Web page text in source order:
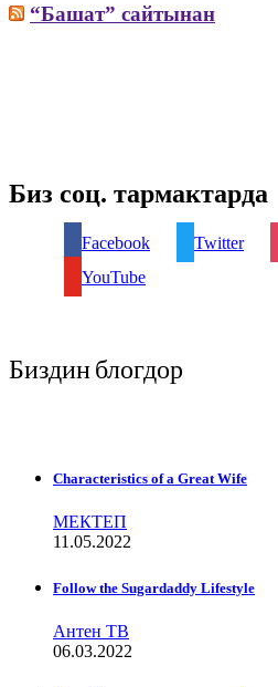
“Башат” сайтынан
Биз соц. тармактарда
Facebook Twitter
YouTube
Биздин блогдор
Characteristics of a Great Wife
МЕКТЕП
11.05.2022
Follow the Sugardaddy Lifestyle
Антен ТВ
06.03.2022